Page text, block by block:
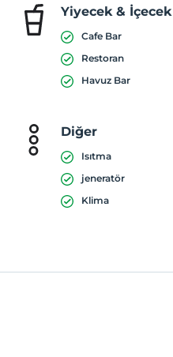
Yiyecek & İçecek
Cafe Bar
Restoran
Havuz Bar
Diğer
Isıtma
jeneratör
Klima